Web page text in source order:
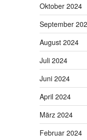
Oktober 2024
September
August 2024
Juli 2024
Juni 2024
April 2024
März 2024
Februar 2024